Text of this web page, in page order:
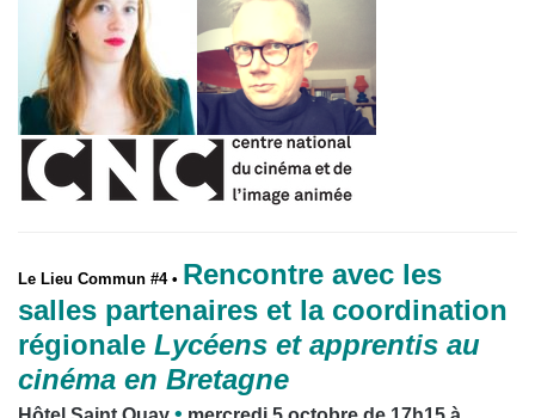
Le Lieu Commun #4 • Rencontre avec les
salles partenaires et la coordination
régionale Lycéens et apprentis au
cinéma en Bretagne